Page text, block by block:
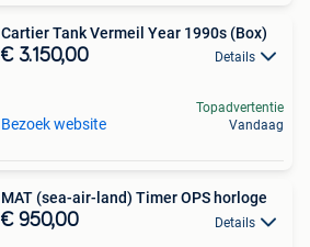
Cartier Tank Vermeil Year 1990s (Box)
€ 3.150,00 Details
Bezoek website
Topadvertentie
Vandaag
MAT (sea-air-land) Timer OPS horloge
€ 950,00 Details